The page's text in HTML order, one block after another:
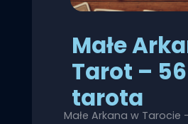
Małe
Tarot –
tarota
Małe Arkana w Tarocie